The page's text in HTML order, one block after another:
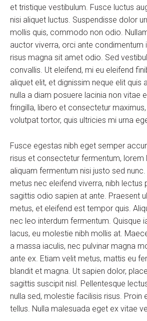
et tristique vestibulum. Fusce luctus
nisi aliquet luctus. Suspendisse dolor
mollis quis, commodo non odio.
auctor viverra, orci ante condimentum
risus magna sit amet odio. Sed
convallis. Ut eleifend, mi eu eleifend
aliquet elit, et dignissim neque elit quis
nulla a diam posuere lacinia non vitae
fringilla, libero et consectetur
volutpat tortor, quis ultricies mi urna
Fusce egestas nibh eget semper
risus et consectetur fermentum, lorem
aliquam fermentum nisi justo sed
metus nec eleifend viverra, nibh lectus
sagittis odio sapien at ante. Praesent
metus, et eleifend est tempor quis.
nec leo interdum fermentum. Quisque
lacus, eu molestie nibh mollis at.
a massa iaculis, nec pulvinar magna
ante ex. Etiam velit metus, mattis eu
blandit et magna. Ut sapien dolor,
sagittis suscipit nisl. Pellentesque
nulla sed, molestie facilisis risus.
tellus. Nulla malesuada eget ex vitae